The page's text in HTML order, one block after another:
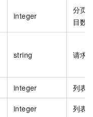
integer
分页
目数
string 请求
integer 列表
integer 列表